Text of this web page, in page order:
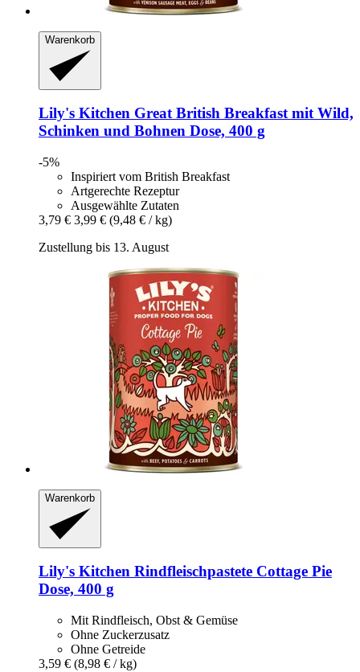
Warenkorb
Lily's Kitchen Great British Breakfast mit Wild,
Schinken und Bohnen Dose, 400 g
-5%
Inspiriert vom British Breakfast
Artgerechte Rezeptur
Ausgewählte Zutaten
3,79 € 3,99 € (9,48 € / kg)
Zustellung bis 13. August
Warenkorb
Lily's Kitchen Rindfleischpastete Cottage Pie
Dose, 400 g
Mit Rindfleisch, Obst & Gemüse
Ohne Zuckerzusatz
Ohne Getreide
3,59 € (8,98 € / kg)